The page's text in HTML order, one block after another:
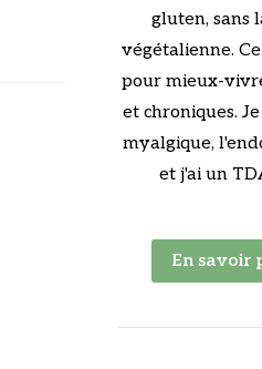
gluten, sans
végétalienne.
pour mieux-
et chroniques.
myalgique,
et j'ai un
En savoir